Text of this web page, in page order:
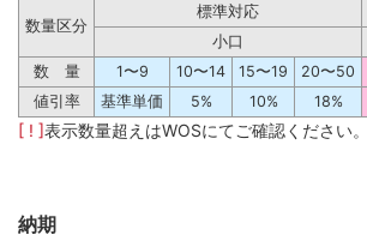
数量区分
標準対応
小口
数 量
1〜9 10〜14 15〜19 20〜50
値引率
基準単価 5% 10% 18%
[ ! ]表示数量超えはWOSにてご確認ください。
納期